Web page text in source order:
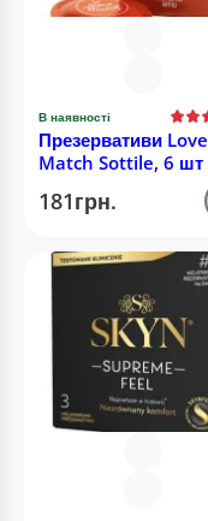
В наявності
Презервативи Love
Match Sottile, 6 шт
181грн.